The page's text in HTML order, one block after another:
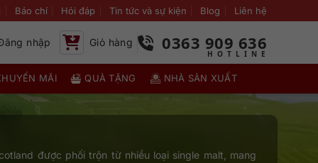
Báo chí Hỏi đáp Tin tức và sự kiện Blog Liên hệ
nhập Giỏ hàng 0363 909 636
MÃI QUÀ TẶNG NHÀ SẢN XUẤT
được phối trộn từ nhiều loại single malt, mang